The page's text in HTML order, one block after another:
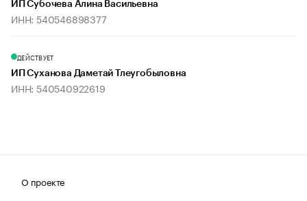
ИП Субочева Алина Васильевна
ИНН: 540546898377
ДЕЙСТВУЕТ
ИП Суханова Даметай Тлеугобыловна
ИНН: 540540922619
О проекте